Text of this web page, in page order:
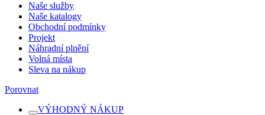
Naše služby
Naše katalogy
Obchodní podmínky
Projekt
Náhradní plnění
Volná místa
Sleva na nákup
Porovnat
VÝHODNÝ NÁKUP